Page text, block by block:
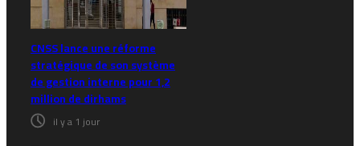
CNSS lance une réforme
stratégique de son système
de gestion interne pour 1,2
million de dirhams
il y a 1 jour